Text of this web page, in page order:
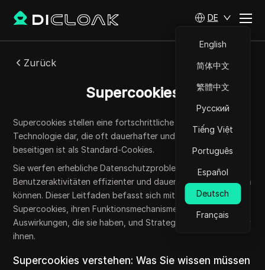
DE
English
简体中文
繁體中文
Русский
Tiếng Việt
Português
Español
Deutsch
Français
Zurück
Supercookies
Supercookies stellen eine fortschrittliche Tracking-
Technologie dar, die oft dauerhafter und schwieriger zu
beseitigen ist als Standard-Cookies.
Sie werfen erhebliche Datenschutzprobleme auf, da sie die
Benutzeraktivitäten effizienter und dauerhafter überwachen
können. Dieser Leitfaden befasst sich mit der Natur von
Supercookies, ihren Funktionsmechanismen, den
Auswirkungen, die sie haben, und Strategien zum Schutz vor
ihnen.
Supercookies verstehen: Was Sie wissen müssen